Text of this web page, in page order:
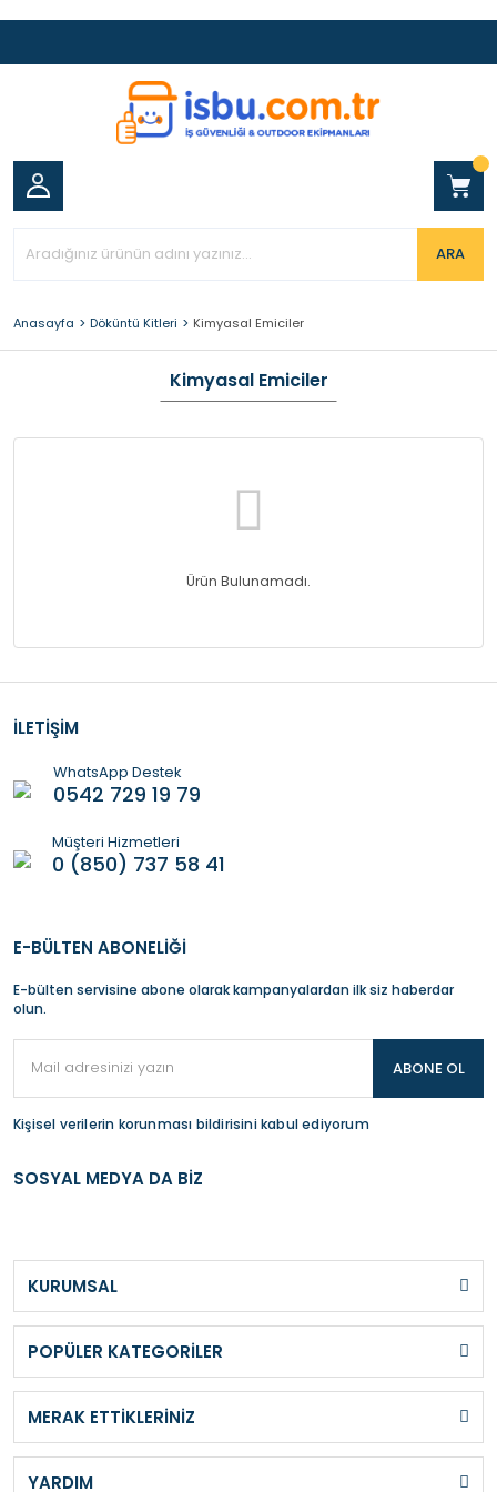
ARA
Anasayfa Döküntü Kitleri Kimyasal Emiciler
Kimyasal Emiciler
Ürün Bulunamadı.
İLETİŞİM
WhatsApp Destek
0542 729 19 79
Müşteri Hizmetleri
0 (850) 737 58 41
E-BÜLTEN ABONELİĞİ
E-bülten servisine abone olarak kampanyalardan ilk siz haberdar
olun.
ABONE OL
Kişisel verilerin korunması bildirisini kabul ediyorum
SOSYAL MEDYA DA BİZ
KURUMSAL
POPÜLER KATEGORİLER
MERAK ETTİKLERİNİZ
YARDIM